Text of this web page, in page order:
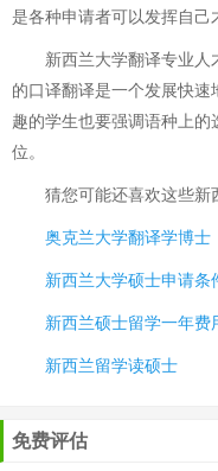
是各种申请者可以发挥自己
新西兰大学翻译专业人
的口译翻译是一个发展快
趣的学生也要强调语种上
位。
猜您可能还喜欢这些新
奥克兰大学翻译学博士
新西兰大学硕士申请条
新西兰硕士留学一年费
新西兰留学读硕士
免费评估